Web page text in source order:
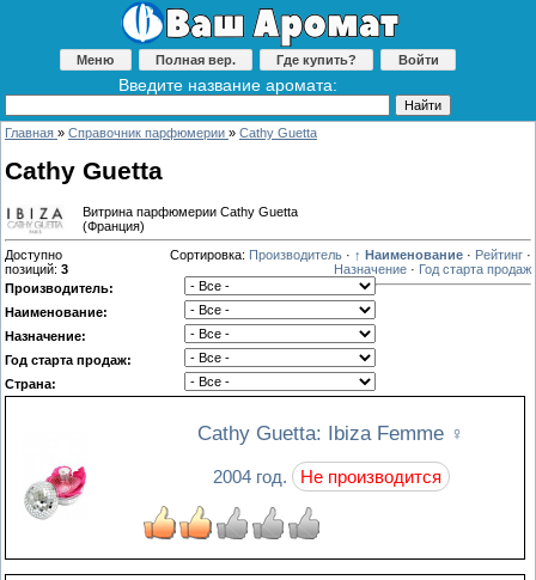
Меню Полная вер. Где купить? Войти
Введите название аромата:
Главная » Справочник парфюмерии » Cathy Guetta
Cathy Guetta
Витрина парфюмерии Cathy Guetta
(Франция)
Доступно
позиций: 3
Сортировка: Производитель · ↑ Наименование · Рейтинг ·
Назначение · Год старта продаж
Производитель:
Наименование:
Назначение:
Год старта продаж:
Страна:
Cathy Guetta: Ibiza Femme ♀
2004 год. Не производится